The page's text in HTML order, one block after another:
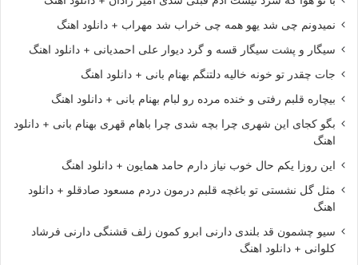
نمیدونم چی شد یهو همه چی خراب شد مهراب + دانلود اهنگ
سیگار و پشت سیگار قسه و گرد دیوار علی احمدیانی + دانلود اهنگ
جات چقدر تو خونه خالیه دلتنگم بهنام بانی + دانلود اهنگ
بیچاره قلبم رفتی و خنده مرده رو لبام بهنام بانی + دانلود اهنگ
بگو کجای این شهری چرا بچه شدی چرا باهام قهری بهنام بانی + دانلود
اهنگ
این روزا یکم حال خوب نیاز دارم حامد همایون + دانلود اهنگ
مثل گل نشستی تو باغچه قلبم درمون دردم مسعود صادقلو + دانلود
اهنگ
سیو چشمون قد بلندی دارنی ابرو کمون زلف قشنگی دارنی فرشاد
کلوانی + دانلود اهنگ